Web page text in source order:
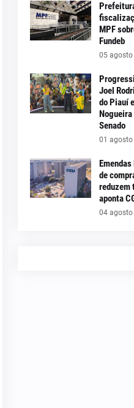
MPF
Fundeb
05 agosto
Joel
do Piauí
Senado
01 agosto
de
reduzem
aponta
04 agosto